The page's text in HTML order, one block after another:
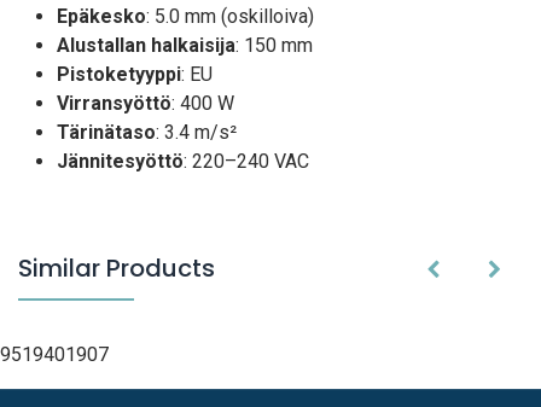
Epäkesko: 5.0 mm (oskilloiva)
Alustallan halkaisija: 150 mm
Pistoketyyppi: EU
Virransyöttö: 400 W
Tärinätaso: 3.4 m/s²
Jännitesyöttö: 220–240 VAC
Similar Products
9519401907